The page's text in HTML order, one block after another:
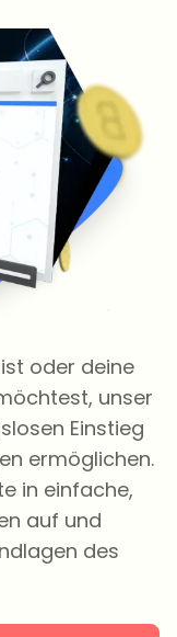
oder deine
unser
Einstieg
ermöglichen.
in einfache,
auf und
des